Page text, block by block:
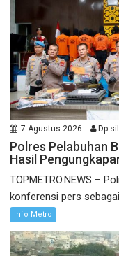
7 Agustus 2026 Dp
Polres Pelabuhan
Hasil
TOPMETRO.NEWS –
konferensi pers
Info Metro